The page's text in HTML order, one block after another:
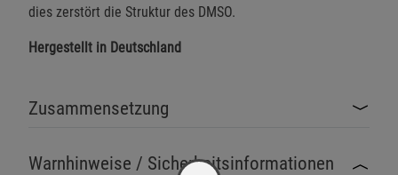
dies zerstört die Struktur des DMSO.
Hergestellt in Deutschland
Zusammensetzung
Warnhinweise / Sicherheitsinformationen